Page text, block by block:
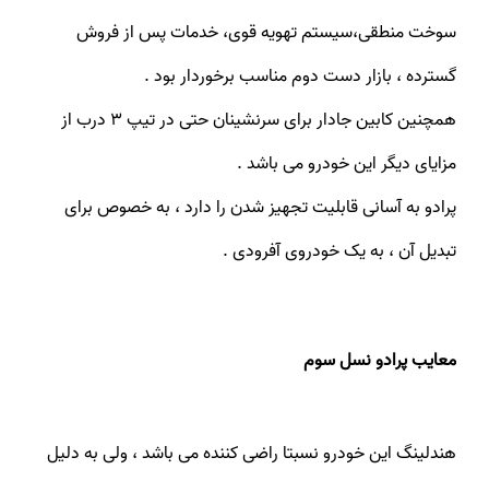
سوخت منطقی،سیستم تهویه قوی، خدمات پس از فروش
گسترده ، بازار دست دوم مناسب برخوردار بود .
همچنین کابین جادار برای سرنشینان حتی در تیپ ۳ درب از
مزایای دیگر این خودرو می باشد .
پرادو به آسانی قابلیت تجهیز شدن را دارد ، به خصوص برای
تبدیل آن ، به یک خودروی آفرودی .
معایب پرادو نسل سوم
هندلینگ این خودرو نسبتا راضی کننده می باشد ، ولی به دلیل